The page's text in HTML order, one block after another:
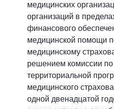
медицинских
организаций в
финансового
медицинской помощи
медицинскому
решением комиссии по
территориальной
медицинского
одной двенадцатой